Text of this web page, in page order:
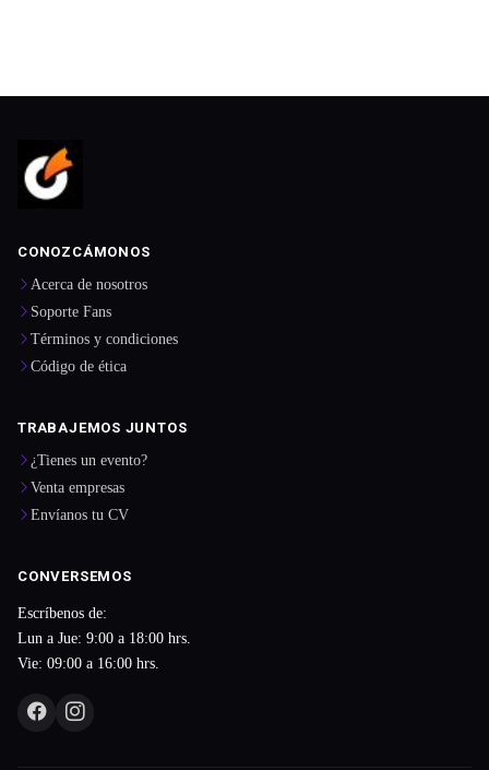
CONOZCÁMONOS
Acerca de nosotros
Soporte Fans
Términos y condiciones
Código de ética
TRABAJEMOS JUNTOS
¿Tienes un evento?
Venta empresas
Envíanos tu CV
CONVERSEMOS
Escríbenos de:
Lun a Jue: 9:00 a 18:00 hrs.
Vie: 09:00 a 16:00 hrs.